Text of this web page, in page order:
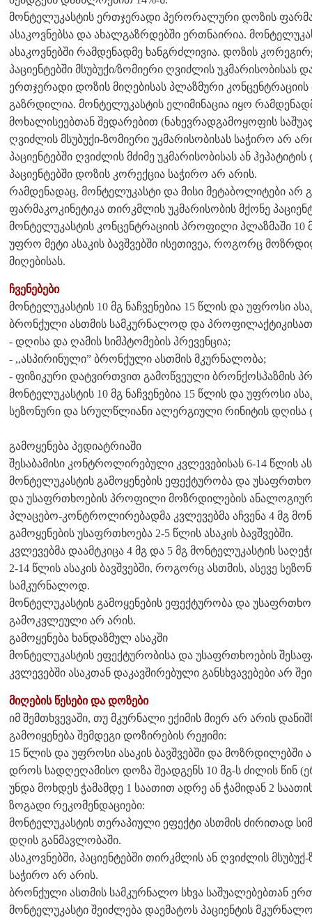
მონტელუკასტის ერთჯერადი პერორალური დოზის
ასაკოვნებსა და ახალგაზრდებში ერთნაირია.
ასაკოვნებში რამდენადმე ხანგრძლივია. დოზის
პაციენტებში მსუბუქი/ზომიერი ღვიძლის უკმარისობისას
ერთჯერადი დოზის მიღებისას პლაზმური
გაზრდილია. მონტელუკასტის ელიმინაცია იყო
მოხალისეებთან შედარებით (ნახევრადგამოყოფის
ღვიძლის მსუბუქი-ზომიერი უკმარისობისას საჭირო არ
პაციენტებში ღვიძლის მძიმე უკმარისობისას ან
პაციენტებში დოზის კორექცია საჭირო არ არის.
რამდენადაც, მონტელუკასტი და მისი მეტაბოლიტები
ფარმაკოკინეტიკა თირკმლის უკმარისობის მქონე
მონტელუკასტის კონცენტრაციის პროფილი პლაზმაში 10
უფრო მეტი ასაკის ბავშვებში ისეთივეა, როგორც
მიღებისას.
ჩვენებები
მონტელუკასტის 10 მგ ნაჩვენებია 15 წლის და უფროსი
ბრონქული ასთმის სამკურნალოდ და
- დღისა და ღამის სიმპტომების პრევენცია;
- ,,ასპირინული” ბრონქული ასთმის მკურნალობა;
- ფიზიკური დატვირთვით გამოწვეული ბრონქოსპაზმის
მონტელუკასტის 10 მგ ნაჩვენებია 15 წლის და უფროსი
სეზონური და სრულწლიანი ალერგიული რინიტის დღისა
გამოყენება პედიატრიაში
შესაბამისი კონტროლირებული კვლევებისას 6-14 წლის
მონტელუკასტის გამოყენების ეფექტურობა და
და უსაფრთხოების პროფილი მოზრდილების
პლაცებო-კონტროლირებადმა კვლევებმა აჩვენა 4 მგ
გამოყენების უსაფრთხოება 2-5 წლის ასაკის ბავშვებში.
კვლევებმა დაამტკიცა 4 მგ და 5 მგ მონტელუკასტის
2-14 წლის ასაკის ბავშვებში, როგორც ასთმის, ასევე
სამკურნალოდ.
მონტელუკასტის გამოყენების ეფექტურობა და
გამოკვლეული არ არის.
გამოყენება ხანდაზმულ ასაკში
მონტელუკასტის ეფექტურობისა და უსაფრთხოების
კვლევებში ასაკთან დაკავშირებული განსხვავებები არ
მიღების წესები და დოზები
იმ შემთხვევაში, თუ მკურნალი ექიმის მიერ არ არის
გამოიყენება შემდეგი დოზირების რეჟიმი:
15 წლის და უფროსი ასაკის ბავშვებში და მოზრდილებში
დროს სადღეღამისო დოზა შეადგენს 10 მგ-ს ძილის წინ
უნდა მოხდეს ჭამამდე 1 საათით ადრე ან ჭამიდან 2
ზოგადი რეკომენდაციები:
მონტელუკასტის თერაპიული ეფექტი ასთმის ძირითად
დღის განმავლობაში.
ასაკოვნებში, პაციენტებში თირკმლის ან ღვიძლის
საჭირო არ არის.
ბრონქული ასთმის სამკურნალო სხვა საშუალებებთან
მონტელუკასტი შეიძლება დაემატოს პაციენტის